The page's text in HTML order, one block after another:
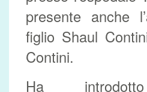
presente anche
figlio Shaul
Contini.
Ha